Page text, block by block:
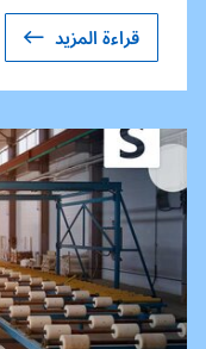
قراءة المزيد